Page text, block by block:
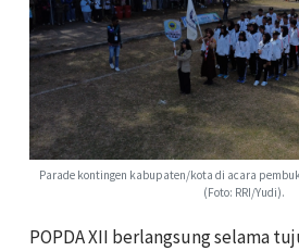
Parade kontingen kabupaten/kota di acara
(Foto: RRI/Yudi).
POPDA XII berlangsung selama